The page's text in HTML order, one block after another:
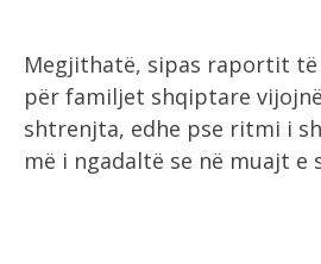
Megjithatë, sipas raportit
për familjet shqiptare
shtrenjta, edhe pse ritmi i
më i ngadaltë se në muajt e